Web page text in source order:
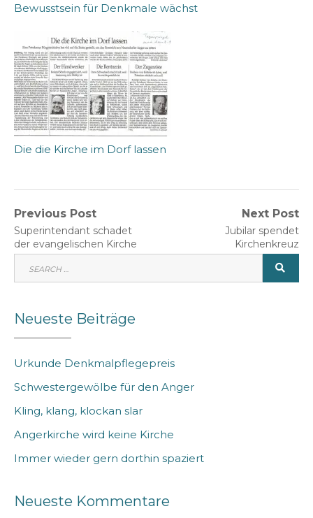
Bewusstsein für Denkmale wächst
Die die Kirche im Dorf lassen
Beitragsnavigation
Previous Post
Previous
post:
Superintendant schadet
der evangelischen Kirche
Next Post
Next
post:
Jubilar spendet
Kirchenkreuz
Neueste Beiträge
Urkunde Denkmalpflegepreis
Schwestergewölbe für den Anger
Kling, klang, klockan slar
Angerkirche wird keine Kirche
Immer wieder gern dorthin spaziert
Neueste Kommentare